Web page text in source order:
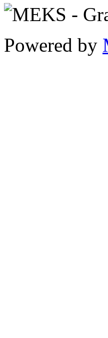
Powered by